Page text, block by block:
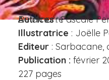
Autrices
: Pascale Perrier et Véronique Delamarre
Illustratrice : Joëlle
Editeur : Sarbacane,
Publication : février
227 pages